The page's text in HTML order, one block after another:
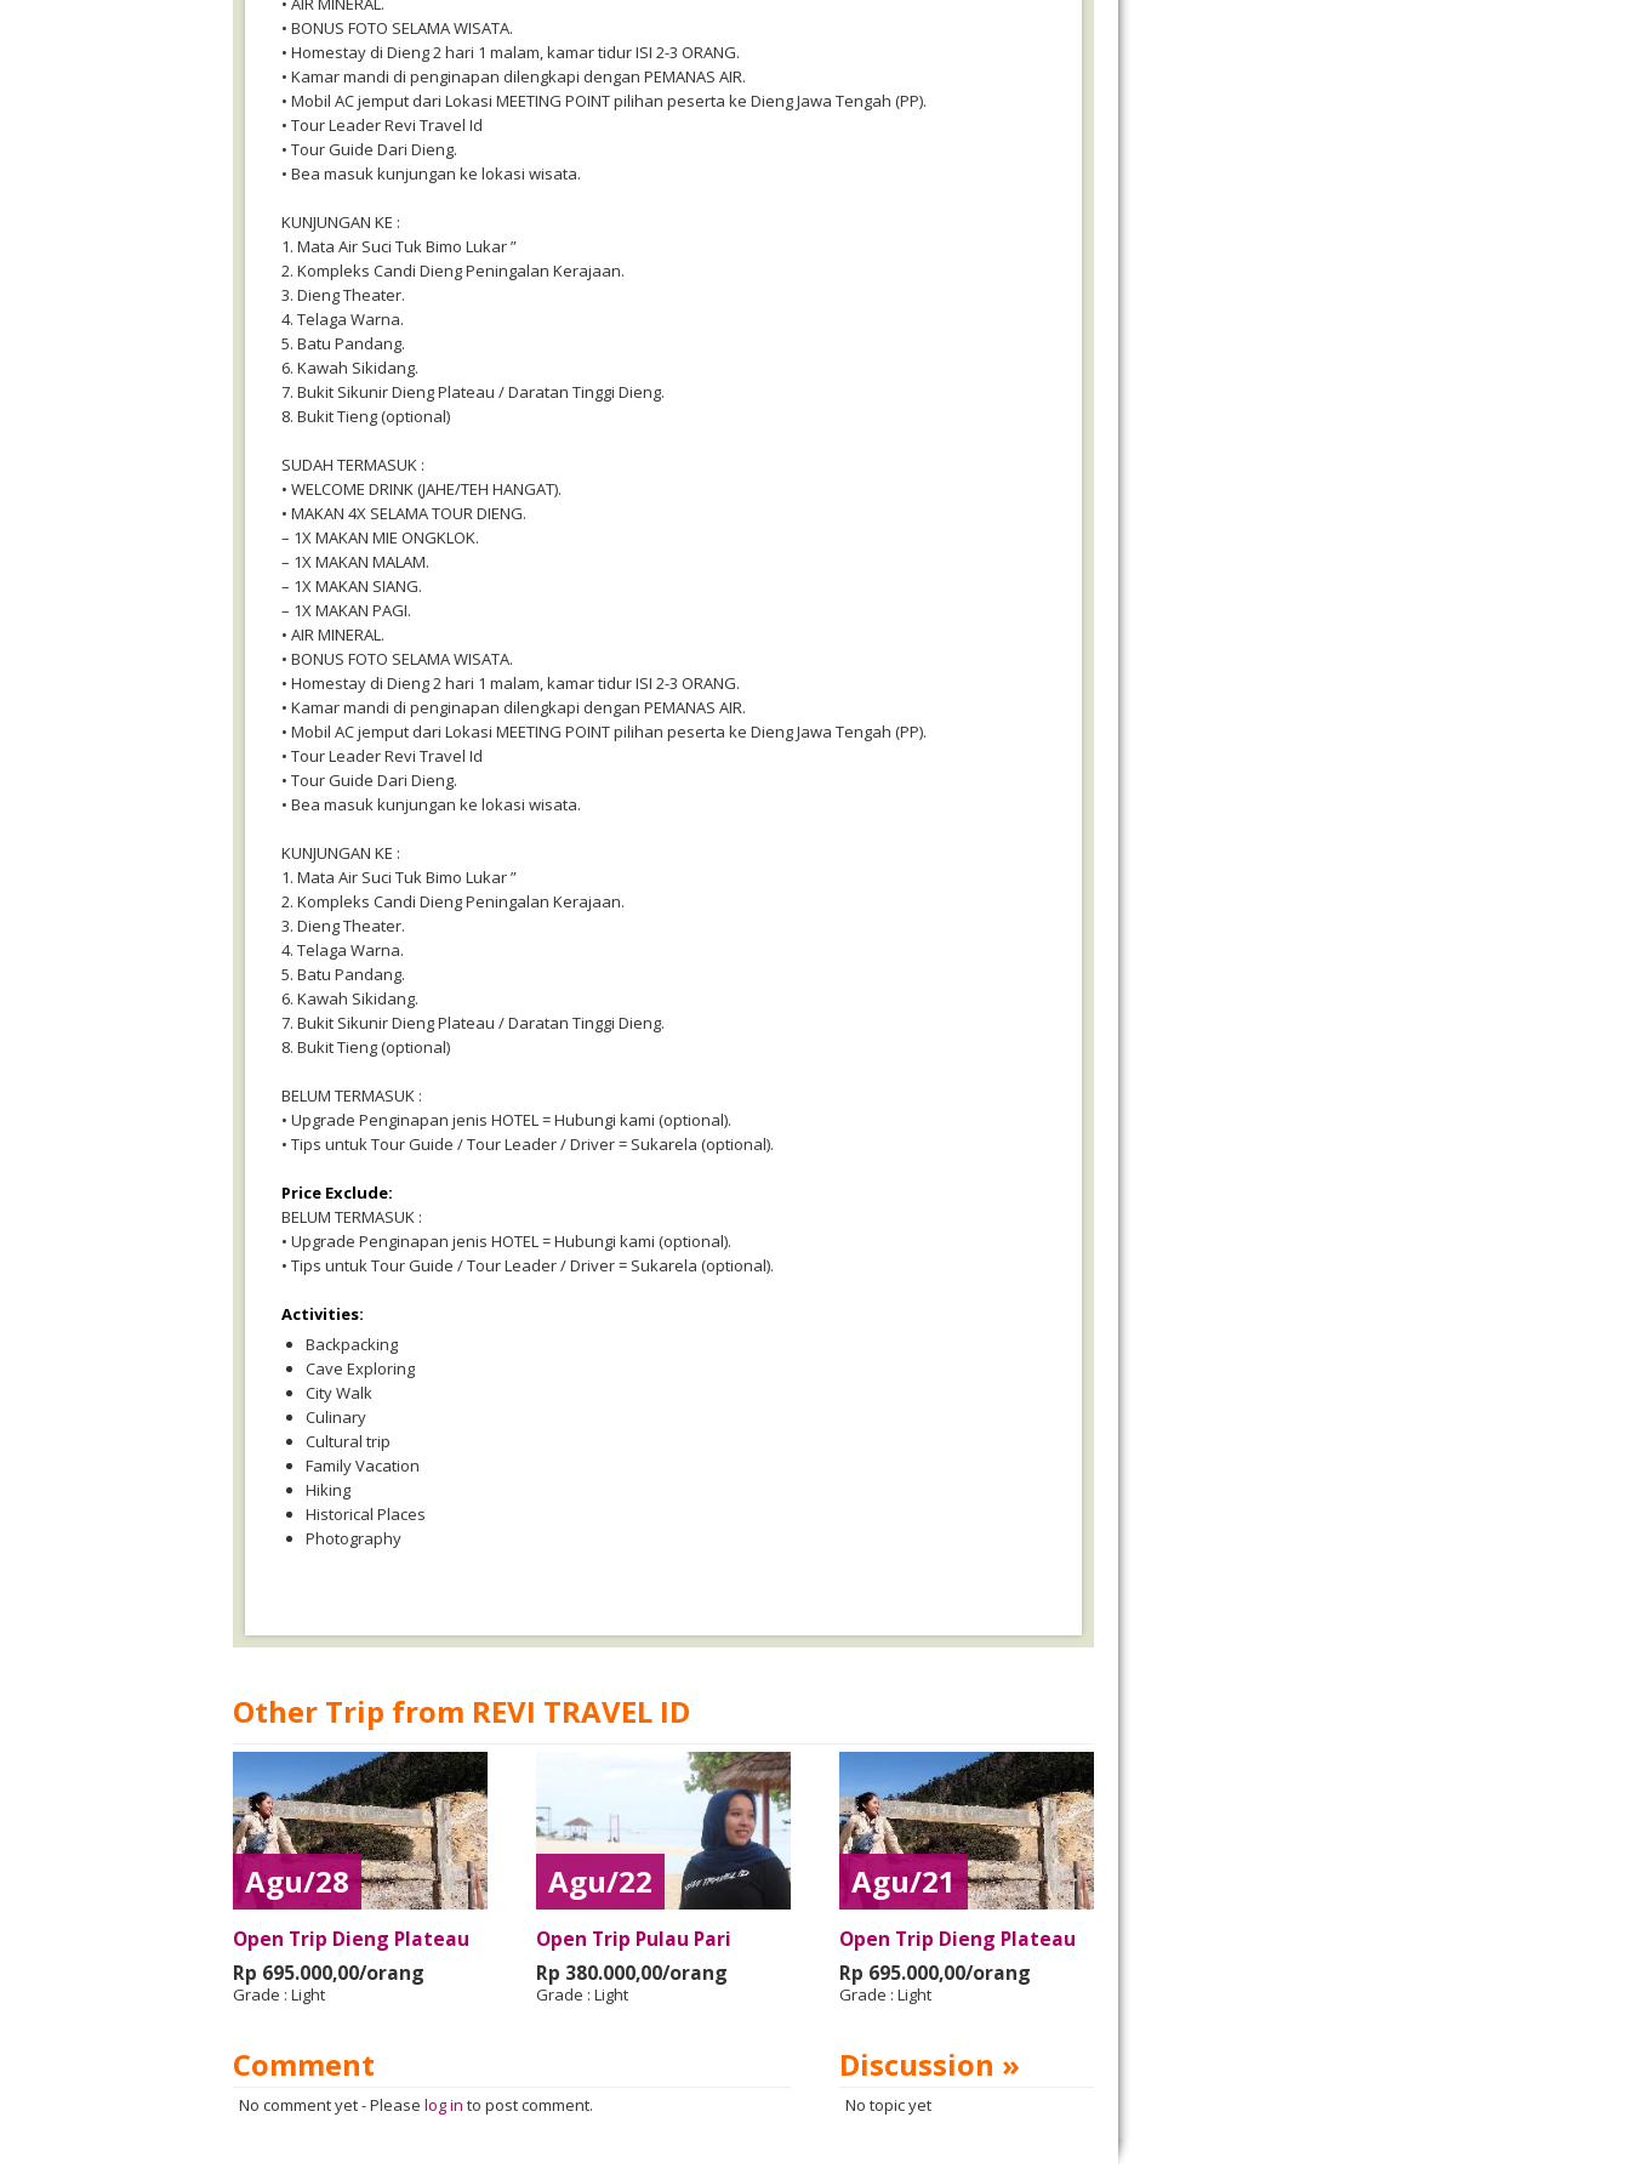
• BONUS FOTO SELAMA WISATA.
• Homestay di Dieng 2 hari 1 malam, kamar tidur ISI 2-3 ORANG.
• Kamar mandi di penginapan dilengkapi dengan PEMANAS AIR.
• Mobil AC jemput dari Lokasi MEETING POINT pilihan peserta ke Dieng Jawa Tengah (PP).
• Tour Leader Revi Travel Id
• Tour Guide Dari Dieng.
• Bea masuk kunjungan ke lokasi wisata.
KUNJUNGAN KE :
1. Mata Air Suci Tuk Bimo Lukar ”
2. Kompleks Candi Dieng Peningalan Kerajaan.
3. Dieng Theater.
4. Telaga Warna.
5. Batu Pandang.
6. Kawah Sikidang.
7. Bukit Sikunir Dieng Plateau / Daratan Tinggi Dieng.
8. Bukit Tieng (optional)
SUDAH TERMASUK :
• WELCOME DRINK (JAHE/TEH HANGAT).
• MAKAN 4X SELAMA TOUR DIENG.
– 1X MAKAN MIE ONGKLOK.
– 1X MAKAN MALAM.
– 1X MAKAN SIANG.
– 1X MAKAN PAGI.
• AIR MINERAL.
• BONUS FOTO SELAMA WISATA.
• Homestay di Dieng 2 hari 1 malam, kamar tidur ISI 2-3 ORANG.
• Kamar mandi di penginapan dilengkapi dengan PEMANAS AIR.
• Mobil AC jemput dari Lokasi MEETING POINT pilihan peserta ke Dieng Jawa Tengah (PP).
• Tour Leader Revi Travel Id
• Tour Guide Dari Dieng.
• Bea masuk kunjungan ke lokasi wisata.
KUNJUNGAN KE :
1. Mata Air Suci Tuk Bimo Lukar ”
2. Kompleks Candi Dieng Peningalan Kerajaan.
3. Dieng Theater.
4. Telaga Warna.
5. Batu Pandang.
6. Kawah Sikidang.
7. Bukit Sikunir Dieng Plateau / Daratan Tinggi Dieng.
8. Bukit Tieng (optional)
BELUM TERMASUK :
• Upgrade Penginapan jenis HOTEL = Hubungi kami (optional).
• Tips untuk Tour Guide / Tour Leader / Driver = Sukarela (optional).
Price Exclude:
BELUM TERMASUK :
• Upgrade Penginapan jenis HOTEL = Hubungi kami (optional).
• Tips untuk Tour Guide / Tour Leader / Driver = Sukarela (optional).
Activities:
Backpacking
Cave Exploring
City Walk
Culinary
Cultural trip
Family Vacation
Hiking
Historical Places
Photography
Other Trip from REVI TRAVEL ID
Agu/28
Open Trip Dieng Plateau
Rp 695.000,00/orang
Grade : Light
Agu/22
Open Trip Pulau Pari
Rp 380.000,00/orang
Grade : Light
Agu/21
Open Trip Dieng Plateau
Rp 695.000,00/orang
Grade : Light
Comment
No comment yet-Please log in to post comment.
Discussion »
No topic yet